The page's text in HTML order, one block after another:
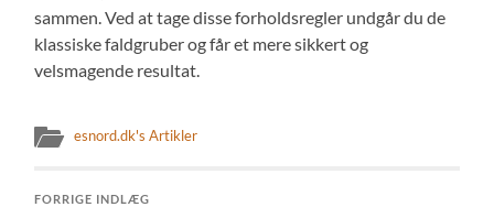
sammen. Ved at tage disse forholdsregler undgår du de
klassiske faldgruber og får et mere sikkert og
velsmagende resultat.
esnord.dk's Artikler
FORRIGE INDLÆG